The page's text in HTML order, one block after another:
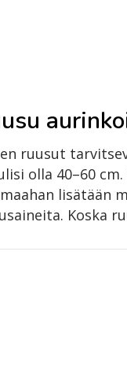
ruusut
olla 40–60
lisätään
Koska